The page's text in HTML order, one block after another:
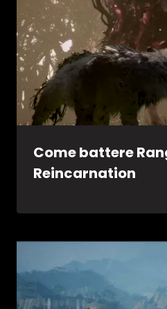
Come battere
Reincarnation